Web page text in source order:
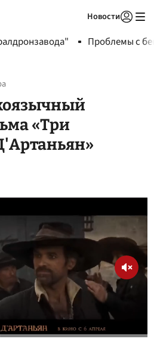
Новости
Проблемы с
«Три